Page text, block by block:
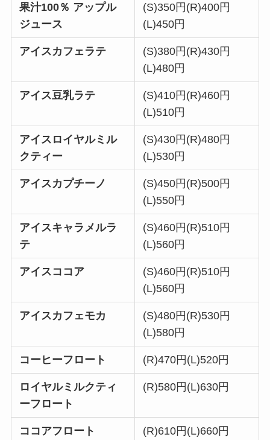
果汁100％ アップル
ジュース
(S)350円(R)400円
(L)450円
アイスカフェラテ
(S)380円(R)430円
(L)480円
アイス豆乳ラテ
(S)410円(R)460円
(L)510円
アイスロイヤルミル
クティー
(S)430円(R)480円
(L)530円
アイスカプチーノ
(S)450円(R)500円
(L)550円
アイスキャラメルラ
テ
(S)460円(R)510円
(L)560円
アイスココア
(S)460円(R)510円
(L)560円
アイスカフェモカ
(S)480円(R)530円
(L)580円
コーヒーフロート (R)470円(L)520円
ロイヤルミルクティ
ーフロート
(R)580円(L)630円
ココアフロート (R)610円(L)660円